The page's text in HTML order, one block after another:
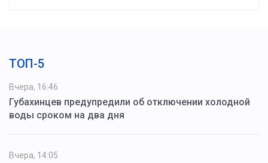
ТОП-5
Вчера, 16:46
Губахинцев предупредили об отключении холодной
воды сроком на два дня
Вчера, 14:05